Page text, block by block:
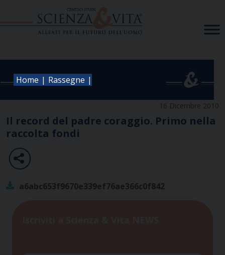
Home | Rassegne |
16 Dicembre 2010
Il record del padre coraggio. Primo nella
raccolta fondi
a6abc653f9670e339ef76ae366c0f842